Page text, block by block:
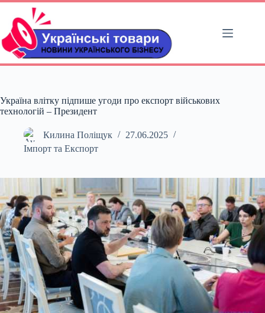
Перейти
вмісту
Україна влітку підпише угоди про експорт військових
технологій – Президент
Килина Поліщук
27.06.2025
Імпорт та Експорт